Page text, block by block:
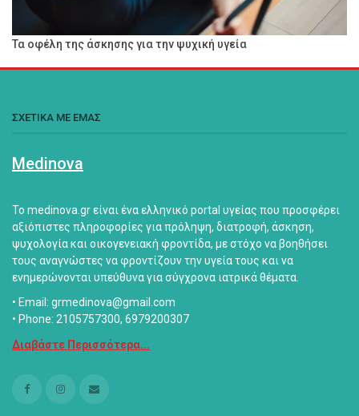
Τα οφέλη της άσκησης για την ψυχική υγεία
ΣΧΕΤΙΚΑ ΜΕ ΕΜΑΣ
Medinova
Το medinova.gr είναι ένα ελληνικό portal υγείας που προσφέρει
αξιόπιστες πληροφορίες για πρόληψη, διατροφή, άσκηση,
ψυχολογία και οικογενειακή φροντίδα, με στόχο να βοηθήσει
τους αναγνώστες να φροντίζουν την υγεία τους και να
ενημερώνονται υπεύθυνα για σύγχρονα ιατρικά θέματα.
• Email: grmedinova@gmail.com
• Phone: 2105757300, 6979200307
Διαβάστε Περισσότερα...